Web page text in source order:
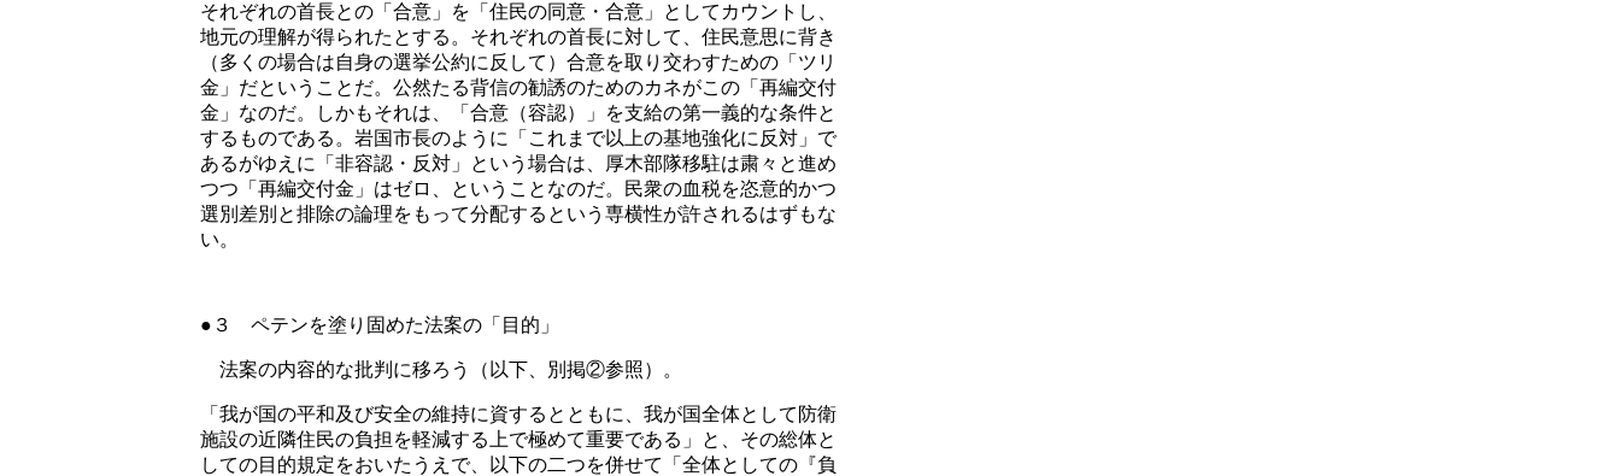
それぞれの首長との「合意」を「住民の同意・合意」としてカウントし、
地元の理解が得られたとする。それぞれの首長に対して、住民意思に背き
（多くの場合は自身の選挙公約に反して）合意を取り交わすための「ツリ
金」だということだ。公然たる背信の勧誘のためのカネがこの「再編交付
金」なのだ。しかもそれは、「合意（容認）」を支給の第一義的な条件と
するものである。岩国市長のように「これまで以上の基地強化に反対」で
あるがゆえに「非容認・反対」という場合は、厚木部隊移駐は粛々と進め
つつ「再編交付金」はゼロ、ということなのだ。民衆の血税を恣意的かつ
選別差別と排除の論理をもって分配するという専横性が許されるはずもな
い。
●３ ペテンを塗り固めた法案の「目的」
法案の内容的な批判に移ろう（以下、別掲②参照）。
「我が国の平和及び安全の維持に資するとともに、我が国全体として防衛
施設の近隣住民の負担を軽減する上で極めて重要である」と、その総体と
しての目的規定をおいたうえで、以下の二つを併せて「全体としての『負